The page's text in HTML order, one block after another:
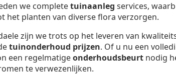
we completetuinaanleg services,
het planten van diverse flora verzorgen.
zijn we trots op het leveren van
tuinonderhoud prijzen. Of u nu een
een regelmatigeonderhoudsbeurt nodig
te verwezenlijken.